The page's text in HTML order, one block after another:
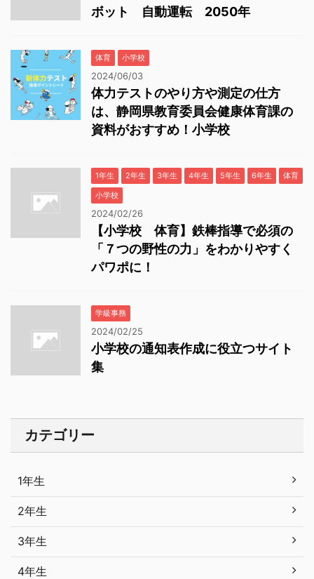
ボット 自動運転 2050年
体育 小学校
2024/06/03
体力テストのやり方や測定の仕方
は、静岡県教育委員会健康体育課の
資料がおすすめ！小学校
1年生 2年生 3年生 4年生 5年生 6年生
体育
小学校
2024/02/26
【小学校 体育】鉄棒指導で必須の
「７つの野性の力」をわかりやすく
パワポに！
学級事務
2024/02/25
小学校の通知表作成に役立つサイト
集
カテゴリー
1年生
2年生
3年生
4年生